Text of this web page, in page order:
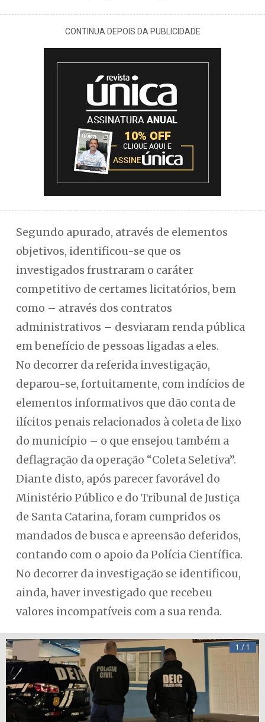
CONTINUA DEPOIS DA PUBLICIDADE
Segundo apurado, através de elementos
objetivos, identificou-se que os
investigados frustraram o caráter
competitivo de certames licitatórios, bem
como – através dos contratos
administrativos – desviaram renda pública
em benefício de pessoas ligadas a eles.
No decorrer da referida investigação,
deparou-se, fortuitamente, com indícios de
elementos informativos que dão conta de
ilícitos penais relacionados à coleta de lixo
do município – o que ensejou também a
deflagração da operação “Coleta Seletiva”.
Diante disto, após parecer favorável do
Ministério Público e do Tribunal de Justiça
de Santa Catarina, foram cumpridos os
mandados de busca e apreensão deferidos,
contando com o apoio da Polícia Científica.
No decorrer da investigação se identificou,
ainda, haver investigado que recebeu
valores incompatíveis com a sua renda.
1 / 1